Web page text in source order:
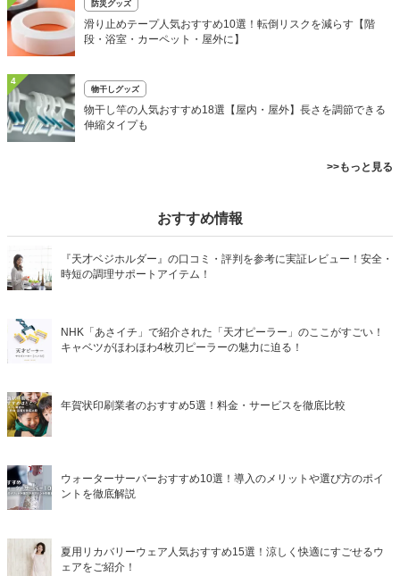
防災グッズ
滑り止めテープ人気おすすめ10選！転倒リスクを減らす【階
段・浴室・カーペット・屋外に】
4
物干しグッズ
物干し竿の人気おすすめ18選【屋内・屋外】長さを調節できる
伸縮タイプも
>>もっと見る
おすすめ情報
『天才ベジホルダー』の口コミ・評判を参考に実証レビュー！安全・
時短の調理サポートアイテム！
NHK「あさイチ」で紹介された「天才ピーラー」のここがすごい！
キャベツがほわほわ4枚刃ピーラーの魅力に迫る！
年賀状印刷業者のおすすめ5選！料金・サービスを徹底比較
ウォーターサーバーおすすめ10選！導入のメリットや選び方のポイ
ントを徹底解説
夏用リカバリーウェア人気おすすめ15選！涼しく快適にすごせるウ
ェアをご紹介！